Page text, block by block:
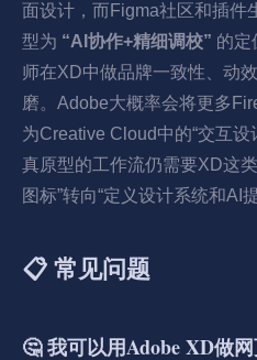
面设计，而Figma社区和插件
型为 “AI协作+精细调校” 的
师在XD中做品牌一致性、动
磨。Adobe大概率会将更多
为Creative Cloud中的“交互
真原型的工作流仍需要XD这
图标”转向“定义设计系统和AI提
📋 常见问题
🤔 我可以用Adobe XD做